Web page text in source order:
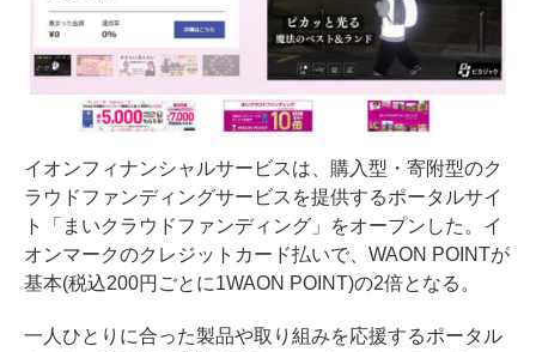
イオンフィナンシャルサービスは、購入型・寄附型のク
ラウドファンディングサービスを提供するポータルサイ
ト「まいクラウドファンディング」をオープンした。イ
オンマークのクレジットカード払いで、WAON POINTが
基本(税込200円ごとに1WAON POINT)の2倍となる。
一人ひとりに合った製品や取り組みを応援するポータル